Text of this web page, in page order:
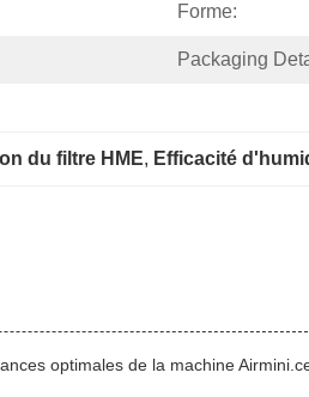
Forme:
Packaging
du filtre HME, Efficacité
optimales de la machine